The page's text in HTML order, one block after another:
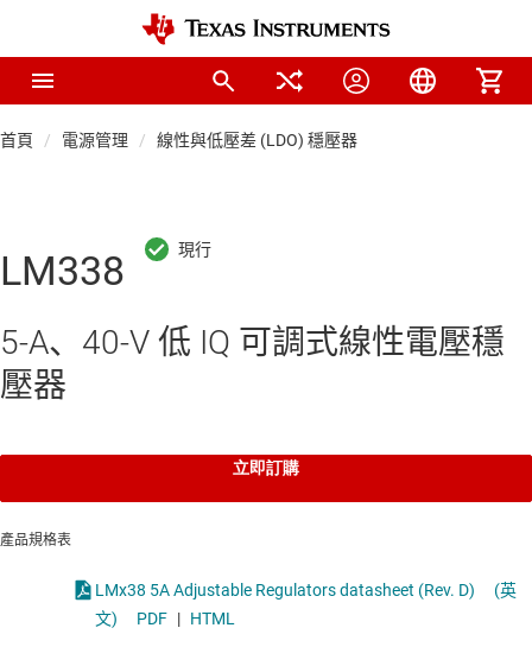
首頁 電源管理 線性與低壓差 (LDO) 穩壓器
LM338
5-A、40-V 低 IQ 可調式線性電壓穩
壓器
立即訂購
產品規格表
LMx38 5A Adjustable Regulators datasheet (Rev. D)
(英
文)
PDF | HTML